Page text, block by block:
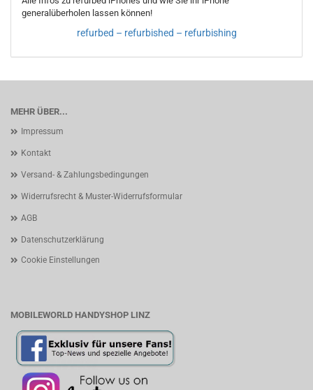
generalüberholen lassen können!
refurbed – refurbished – refurbishing
MEHR ÜBER...
Impressum
Kontakt
Versand- & Zahlungsbedingungen
Widerrufsrecht & Muster-Widerrufsformular
AGB
Datenschutzerklärung
Cookie Einstellungen
MOBILEWORLD HANDYSHOP LINZ